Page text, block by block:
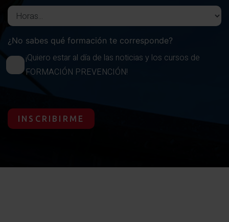
Horas del curso
¿No sabes qué formación te corresponde?
¡Quiero estar al día de las noticias y los cursos de
FORMACIÓN PREVENCIÓN!
INSCRIBIRME